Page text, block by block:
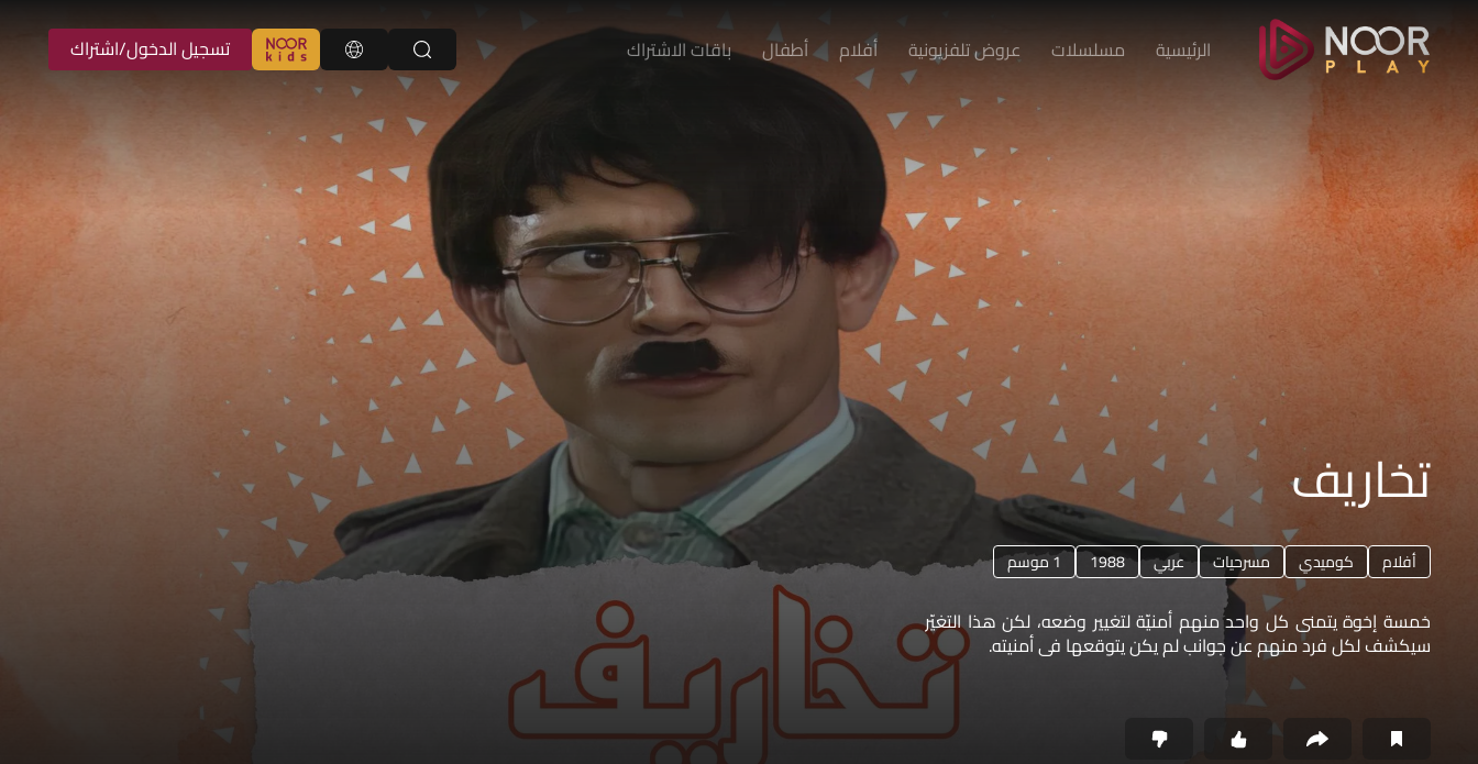
الرئيسية مسلسلات عروض تلفزيونية أفلام أطفال باقات الاشتراك تسجيل الدخول/اشتراك
تخاريف
أفلام كوميدي مسرحيات عربي 1988 1 موسم
خمسة إخوة يتمنى كل واحد منهم أمنيّة لتغيير وضعه، لكن هذا التغيّر
سيكشف لكل فرد منهم عن جوانب لم يكن يتوقعها في أمنيته.